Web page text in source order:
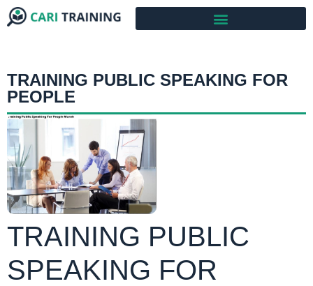
TRAINING PUBLIC SPEAKING FOR
PEOPLE
TRAINING PUBLIC
SPEAKING FOR